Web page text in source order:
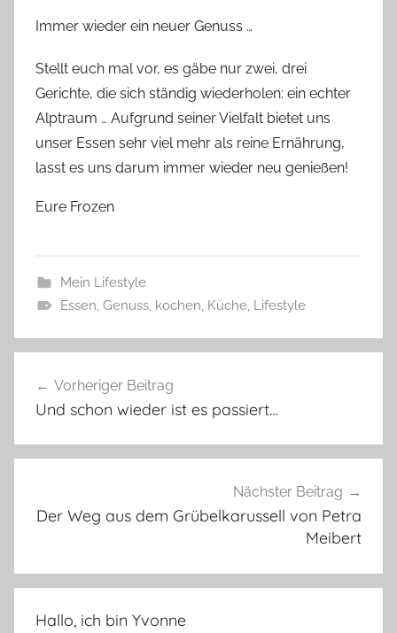
Immer wieder ein neuer Genuss …
Stellt euch mal vor, es gäbe nur zwei, drei
Gerichte, die sich ständig wiederholen: ein echter
Alptraum … Aufgrund seiner Vielfalt bietet uns
unser Essen sehr viel mehr als reine Ernährung,
lasst es uns darum immer wieder neu genießen!
Eure Frozen
Mein Lifestyle
Essen, Genuss, kochen, Küche, Lifestyle
Vorheriger Beitrag
Und schon wieder ist es passiert…
Nächster Beitrag
Der Weg aus dem Grübelkarussell von Petra
Meibert
Hallo, ich bin Yvonne